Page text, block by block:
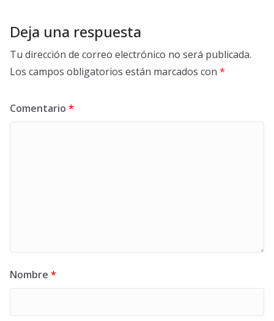
Deja una respuesta
Tu dirección de correo electrónico no será publicada.
Los campos obligatorios están marcados con *
Comentario *
Nombre *